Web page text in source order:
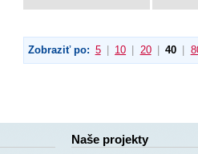
Zobraziť po: 5 10 20 40
Naše projekty